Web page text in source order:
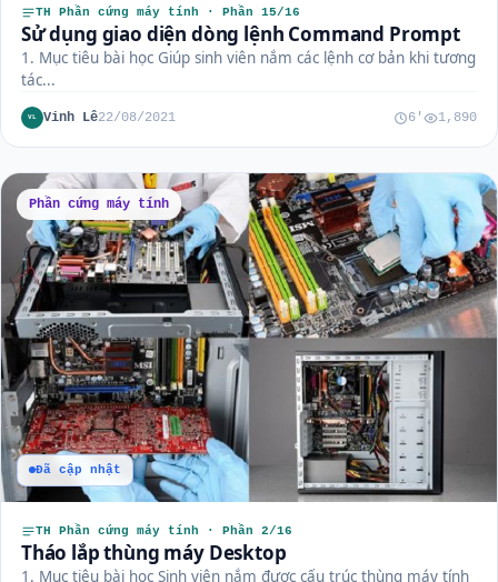
TH Phần cứng máy tính · Phần 15/16
Sử dụng giao diện dòng lệnh Command Prompt
1. Mục tiêu bài học Giúp sinh viên nắm các lệnh cơ bản khi tương
tác...
VL Vinh Lê22/08/2021 6' 1,890
Phần cứng máy tính
Đã cập nhật
TH Phần cứng máy tính · Phần 2/16
Tháo lắp thùng máy Desktop
1. Mục tiêu bài học Sinh viên nắm được cấu trúc thùng máy tính